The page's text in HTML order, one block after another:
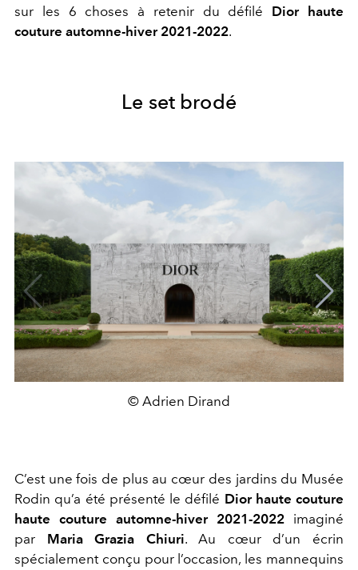
sur les 6 choses à retenir du défilé Dior haute
couture automne-hiver 2021-2022.
Le set brodé
© Adrien Dirand
C’est une fois de plus au cœur des jardins du Musée
Rodin qu’a été présenté le défilé Dior haute couture
haute couture automne-hiver 2021-2022 imaginé
par Maria Grazia Chiuri. Au cœur d’un écrin
spécialement conçu pour l’occasion, les mannequins